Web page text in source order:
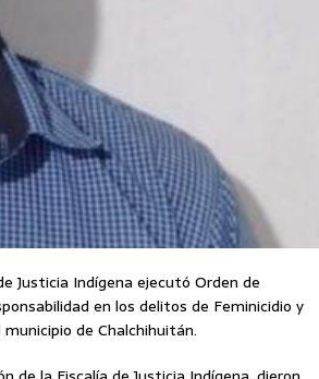
Justicia Indígena ejecutó Orden de
en los delitos de Feminicidio y
de Chalchihuitán.